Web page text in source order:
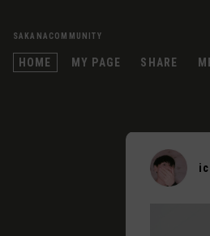
SAKANACOMMUNITY
HOME MY PAGE SHARE